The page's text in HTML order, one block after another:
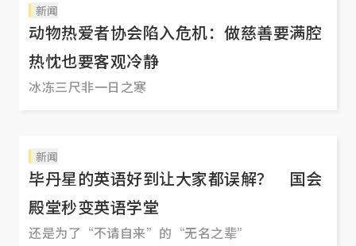
新闻
动物热爱者协会陷入危机：做慈善要满腔
热忱也要客观冷静
冰冻三尺非一日之寒
新闻
毕丹星的英语好到让大家都误解？ 国会
殿堂秒变英语学堂
还是为了“不请自来”的“无名之辈”